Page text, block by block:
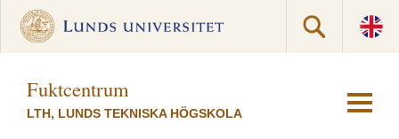
Fuktcentrum
LTH, LUNDS TEKNISKA HÖGSKOLA